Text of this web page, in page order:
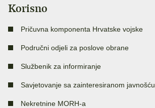
Korisno
Pričuvna komponenta Hrvatske vojske
Područni odjeli za poslove obrane
Službenik za informiranje
Savjetovanje sa zainteresiranom javnošću
Nekretnine MORH-a